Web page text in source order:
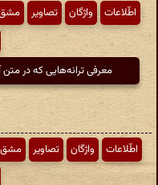
اطّلاعات واژگان تصاویر
معرفی ترانه‌هایی که در
اطّلاعات واژگان تصاویر